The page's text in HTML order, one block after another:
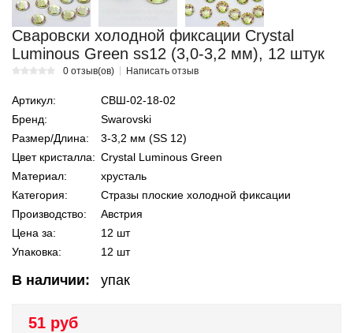
Сваровски холодной фиксации Crystal
Luminous Green ss12 (3,0-3,2 мм), 12 штук
0 отзыв(ов) Написать отзыв
Артикул:
СВШ-02-18-02
Бренд:
Swarovski
Размер/Длина:
3-3,2 мм (SS 12)
Цвет кристалла: Crystal Luminous Green
Материал:
хрусталь
Категория:
Стразы плоские холодной фиксации
Производство:
Австрия
Цена за:
12 шт
Упаковка:
12 шт
В наличии: упак
51 руб